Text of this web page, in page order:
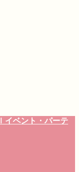
ｌイベント・パーテ